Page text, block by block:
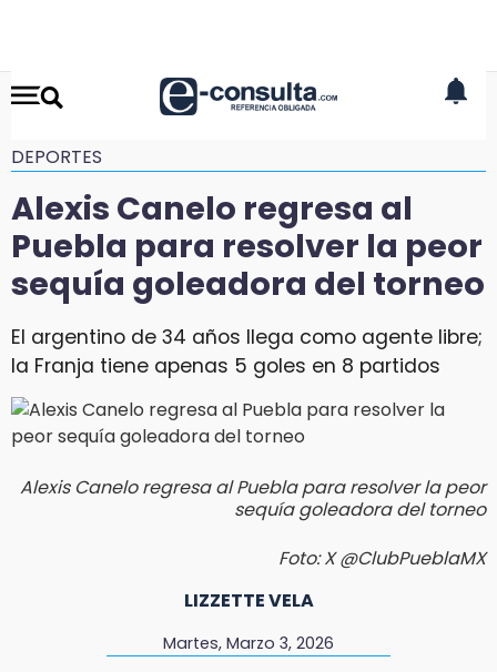
DEPORTES
Alexis Canelo regresa al
Puebla para resolver la peor
sequía goleadora del torneo
El argentino de 34 años llega como agente libre;
la Franja tiene apenas 5 goles en 8 partidos
Alexis Canelo regresa al Puebla para resolver la peor
sequía goleadora del torneo
Foto: X @ClubPueblaMX
LIZZETTE VELA
Martes, Marzo 3, 2026